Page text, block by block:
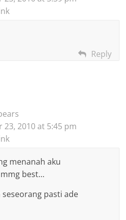
Reply
23, 2010 at 5:45 pm
menanah aku
best…
pasti ade